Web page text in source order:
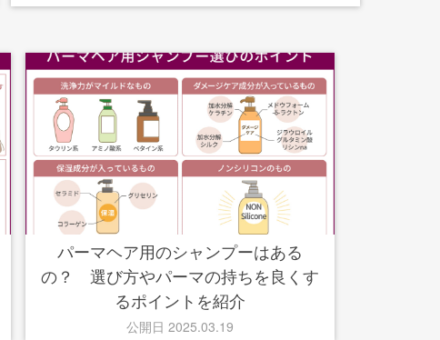
パーマヘア用のシャンプーはある
の？ 選び方やパーマの持ちを良くす
るポイントを紹介
公開日 2025.03.19